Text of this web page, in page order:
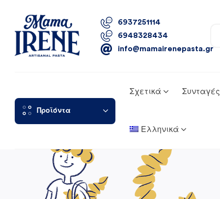
6937251114
6948328434
info@mamairenepasta.gr
Προϊόντα
Σχετικά Συνταγές
Ελληνικά